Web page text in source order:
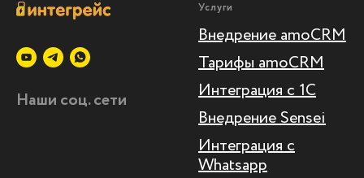
Наши соц. сети
Услуги
Внедрение amoCRM
Тарифы amoCRM
Интеграция с 1С
Внедрение Sensei
Интеграция с
Whatsapp